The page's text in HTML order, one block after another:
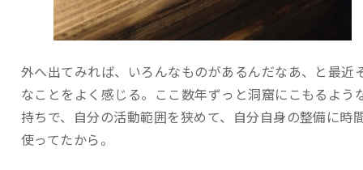
外へ出てみれば、いろんなものがあるんだなあ、と最近
なことをよく感じる。ここ数年ずっと洞窟にこもるよう
持ちで、自分の活動範囲を狭めて、自分自身の整備に時
使ってたから。